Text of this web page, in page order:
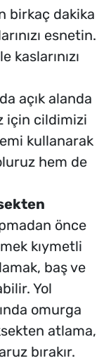
birkaç dakika
esnetin.
açık alanda
için cildimizi
kullanarak
hem de
önce
kıymetli
baş ve
Yol
omurga
atlama,
bırakır.